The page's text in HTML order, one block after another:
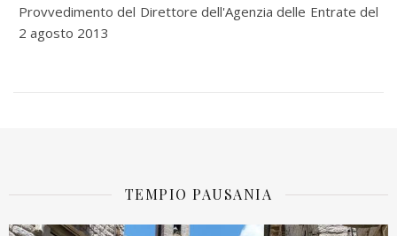
Provvedimento del Direttore dell'Agenzia delle Entrate del
2 agosto 2013
TEMPIO PAUSANIA